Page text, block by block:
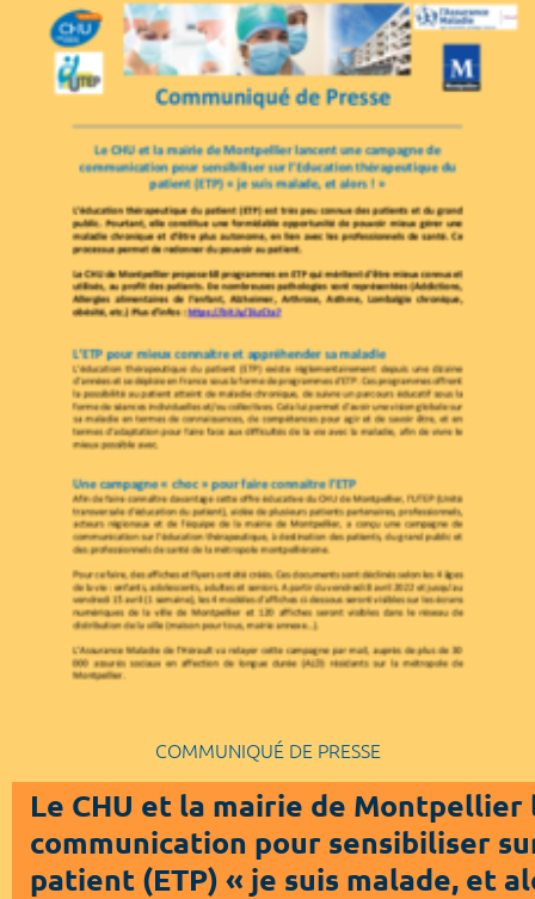
COMMUNIQUÉ DE PRESSE
Le CHU et la mairie de Montpellier
communication pour sensibiliser
patient (ETP) « je suis malade, et